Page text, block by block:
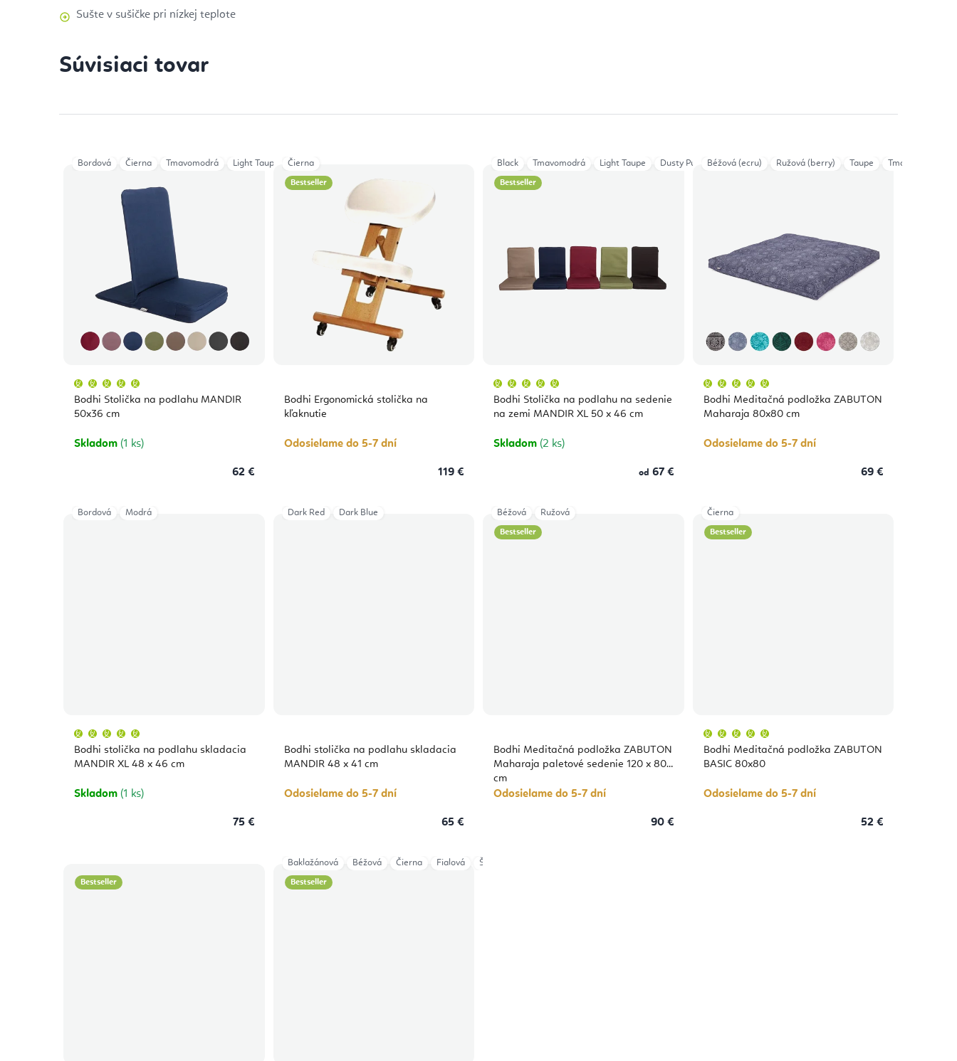
Sušte v sušičke pri nízkej teplote
Súvisiaci tovar
Bodhi Stolička na podlahu MANDIR
50x36 cm
produktu
je
hviezdičiek.
Skladom (1 ks)
62 €
Bordová Čierna Tmavomodrá Light Taupe Dusty Purple
Bestseller
Bodhi Ergonomická stolička na
kľaknutie
Odosielame do 5-7 dní
119 €
Čierna
Bestseller
Bodhi Stolička na podlahu na sedenie
na zemi MANDIR XL 50 x 46 cm
produktu
je
5,0
hviezdičiek.
Skladom (2 ks)
od 67 €
Black Tmavomodrá Light Taupe Dusty Purple Anthracite
Bodhi Meditačná podložka ZABUTON
Maharaja 80x80 cm
produktu
je
5,0
hviezdičiek.
Odosielame do 5-7 dní
69 €
Béžová (ecru) Ružová (berry) Taupe Tmavočervená
Bodhi stolička na podlahu skladacia
MANDIR XL 48 x 46 cm
produktu
je
5,0
hviezdičiek.
Skladom (1 ks)
75 €
Bordová Modrá
Bodhi stolička na podlahu skladacia
MANDIR 48 x 41 cm
Odosielame do 5-7 dní
65 €
Dark Red Dark Blue
Bestseller
Bodhi Meditačná podložka ZABUTON
Maharaja paletové sedenie 120 x 80
cm
Odosielame do 5-7 dní
90 €
Béžová Ružová
Bestseller
Bodhi Meditačná podložka ZABUTON
BASIC 80x80
produktu
je
hviezdičiek.
Odosielame do 5-7 dní
52 €
Čierna
Bestseller Bestseller
Baklažánová Béžová Čierna Fialová Šedá